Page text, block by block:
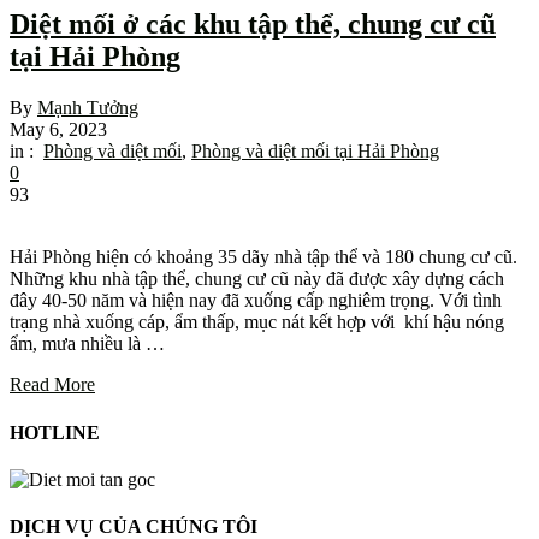
Diệt mối ở các khu tập thể, chung cư cũ
tại Hải Phòng
By Mạnh Tưởng
May 6, 2023
in : Phòng và diệt mối, Phòng và diệt mối tại Hải Phòng
0
93
Hải Phòng hiện có khoảng 35 dãy nhà tập thể và 180 chung cư cũ.
Những khu nhà tập thể, chung cư cũ này đã được xây dựng cách
đây 40-50 năm và hiện nay đã xuống cấp nghiêm trọng. Với tình
trạng nhà xuống cáp, ẩm thấp, mục nát kết hợp với khí hậu nóng
ẩm, mưa nhiều là …
Read More
HOTLINE
DỊCH VỤ CỦA CHÚNG TÔI